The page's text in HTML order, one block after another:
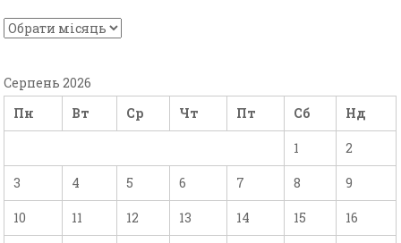
Серпень 2026
Пн
Вт Ср Чт Пт Сб Нд
1 2
3 4 5 6 7 8 9
10 11 12 13 14 15 16